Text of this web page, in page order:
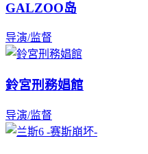
GALZOO岛
导演/监督
鈴宮刑務娼館
导演/监督